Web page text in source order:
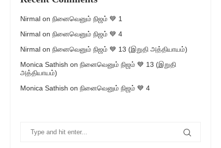
Nirmal on நினைவெனும் நிஜம் 💙 1
Nirmal on நினைவெனும் நிஜம் 💙 4
Nirmal on நினைவெனும் நிஜம் 💙 13 (இறுதி அத்தியாயம்)
Monica Sathish on நினைவெனும் நிஜம் 💙 13 (இறுதி
அத்தியாயம்)
Monica Sathish on நினைவெனும் நிஜம் 💙 4